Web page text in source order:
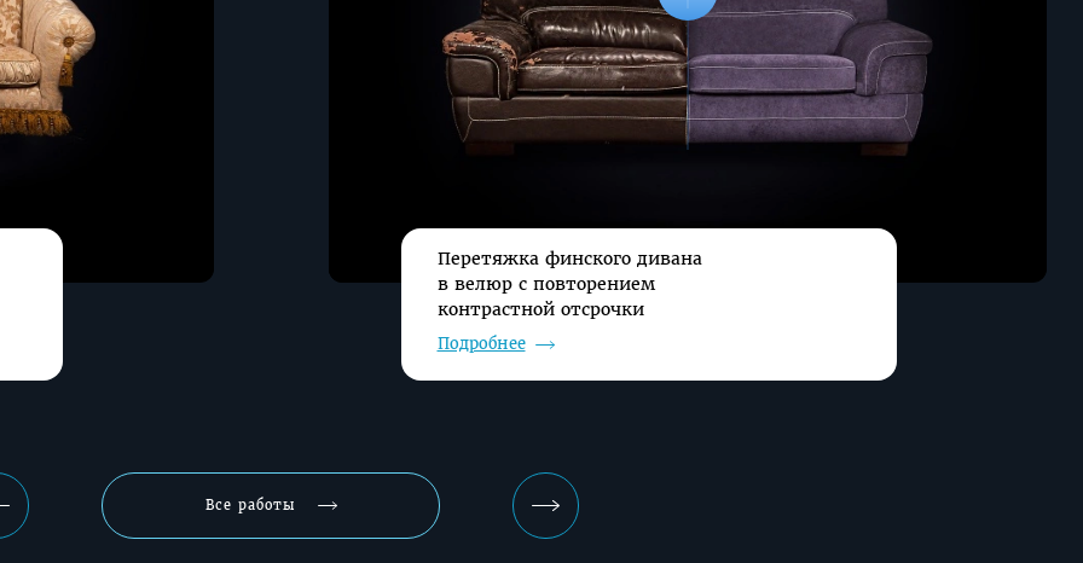
Перетяжка финского дивана
в велюр с повторением
контрастной отсрочки
Подробнее
Вперед
Все работы